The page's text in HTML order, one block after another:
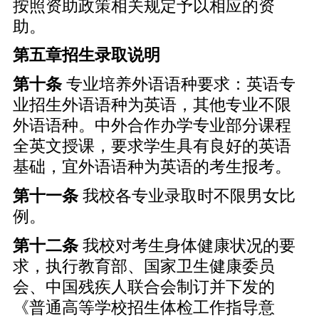
按照资助政策相关规定予以相应的资
助。
第五章招生录取说明
第十条专业培养外语语种要求：英语专
业招生外语语种为英语，其他专业不限
外语语种。中外合作办学专业部分课程
全英文授课，要求学生具有良好的英语
基础，宜外语语种为英语的考生报考。
第十一条我校各专业录取时不限男女比
例。
第十二条我校对考生身体健康状况的要
求，执行教育部、国家卫生健康委员
会、中国残疾人联合会制订并下发的
《普通高等学校招生体检工作指导意